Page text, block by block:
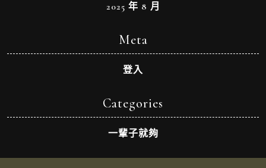
2025 年 8 月
Meta
登入
Categories
一輩子就夠